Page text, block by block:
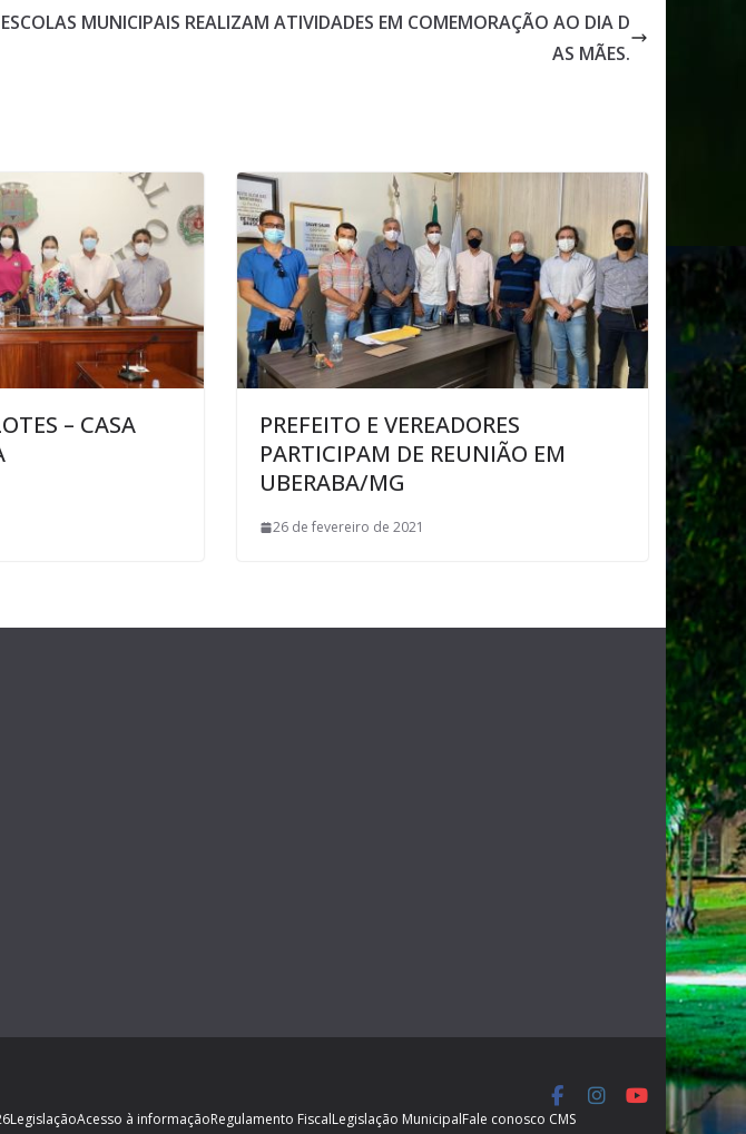
ESCOLAS MUNICIPAIS REALIZAM ATIVIDADES EM COMEMORAÇÃO AO DIA D
AS MÃES.
– CASA
PREFEITO E VEREADORES
PARTICIPAM DE REUNIÃO EM
UBERABA/MG
26 de fevereiro de 2021
LegislaçãoAcesso à informaçãoRegulamento FiscalLegislação MunicipalFale conosco CMS